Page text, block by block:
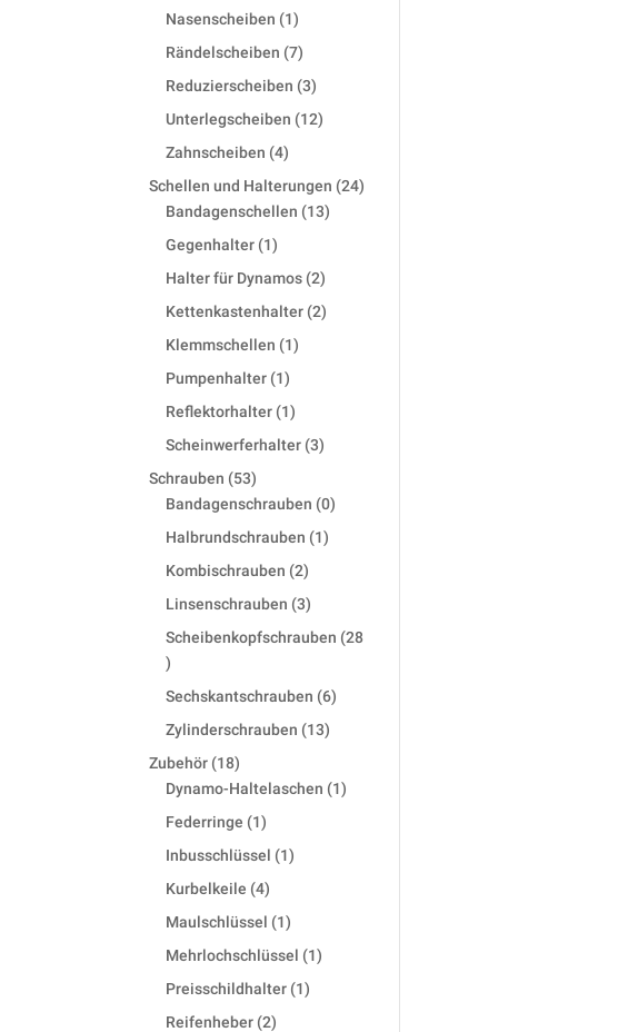
products
Nasenscheiben 11
product
Rändelscheiben 77
products
Reduzierscheiben 33
products
Unterlegscheiben 1212
Zahnscheiben 44
products
Schellen und Halterungen 2424
Bandagenschellen 1313
Gegenhalter 11
product
Halter für Dynamos 22
products
Kettenkastenhalter 22
Klemmschellen 11
Pumpenhalter 11
product
Reflektorhalter 11
product
Scheinwerferhalter 33
Schrauben 5353
products
Bandagenschrauben 00
Halbrundschrauben 11
Kombischrauben 22
products
Linsenschrauben 33
products
Scheibenkopfschrauben 28
28
products
Sechskantschrauben 66
Zylinderschrauben 1313
Zubehör 1818
products
Dynamo-Haltelaschen 11
Federringe 11
product
Inbusschlüssel 11
Kurbelkeile 44
products
Maulschlüssel 11
product
Mehrlochschlüssel 11
Preisschildhalter 11
Reifenheber 22